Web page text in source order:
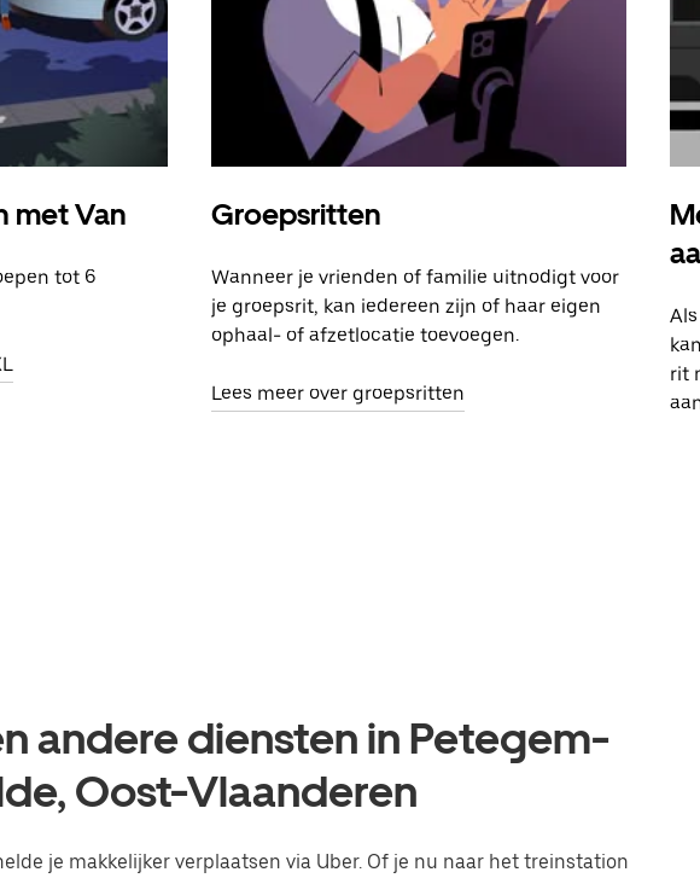
met Van
tot 6
Groepsritten
Wanneer je vrienden of familie uitnodigt voor
je groepsrit, kan iedereen zijn of haar eigen
ophaal- of afzetlocatie toevoegen.
Lees meer over groepsritten
rit
andere diensten in Petegem-
Oost-Vlaanderen
je makkelijker verplaatsen via Uber. Of je nu naar het treinstation